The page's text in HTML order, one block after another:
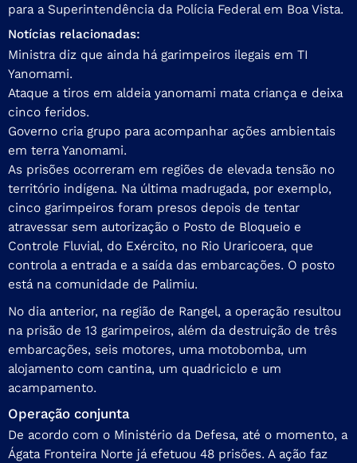
para a Superintendência da Polícia Federal em Boa Vista.
Notícias relacionadas:
Ministra diz que ainda há garimpeiros ilegais em TI
Yanomami.
Ataque a tiros em aldeia yanomami mata criança e deixa
cinco feridos.
Governo cria grupo para acompanhar ações ambientais
em terra Yanomami.
As prisões ocorreram em regiões de elevada tensão no
território indígena. Na última madrugada, por exemplo,
cinco garimpeiros foram presos depois de tentar
atravessar sem autorização o Posto de Bloqueio e
Controle Fluvial, do Exército, no Rio Uraricoera, que
controla a entrada e a saída das embarcações. O posto
está na comunidade de Palimiu.
No dia anterior, na região de Rangel, a operação resultou
na prisão de 13 garimpeiros, além da destruição de três
embarcações, seis motores, uma motobomba, um
alojamento com cantina, um quadriciclo e um
acampamento.
Operação conjunta
De acordo com o Ministério da Defesa, até o momento, a
Ágata Fronteira Norte já efetuou 48 prisões. A ação faz